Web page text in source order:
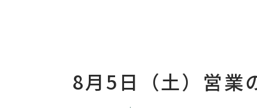
8月5日（土）営業